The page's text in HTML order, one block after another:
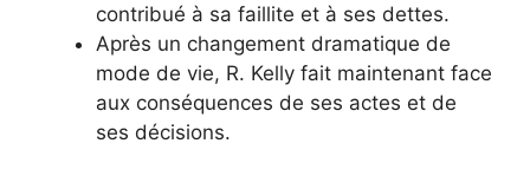
contribué à sa faillite et à ses dettes.
Après un changement dramatique de
mode de vie, R. Kelly fait maintenant face
aux conséquences de ses actes et de
ses décisions.